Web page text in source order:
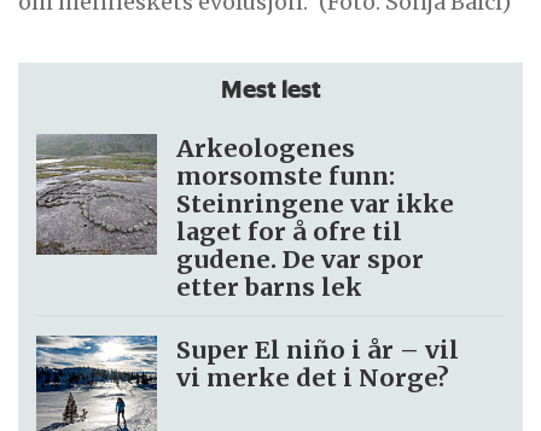
Mest lest
Arkeologenes
morsomste funn:
Steinringene var ikke
laget for å ofre til
gudene. De var spor
etter barns lek
Super El niño i år – vil
vi merke det i Norge?